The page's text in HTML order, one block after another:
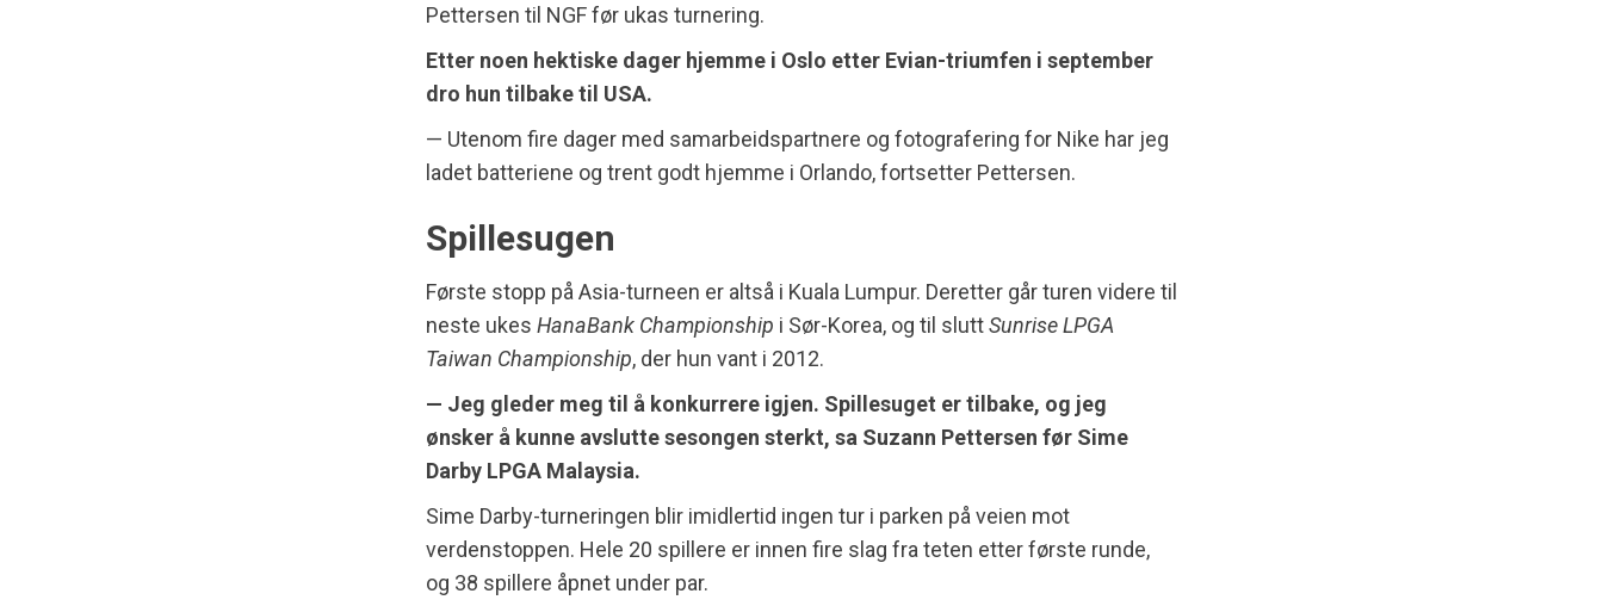
Pettersen til NGF før ukas turnering.
Etter noen hektiske dager hjemme i Oslo etter Evian-triumfen i september
dro hun tilbake til USA.
— Utenom fire dager med samarbeidspartnere og fotografering for Nike har jeg
ladet batteriene og trent godt hjemme i Orlando, fortsetter Pettersen.
Spillesugen
Første stopp på Asia-turneen er altså i Kuala Lumpur. Deretter går turen videre til
neste ukes HanaBank Championship i Sør-Korea, og til sluttSunrise LPGA
Taiwan Championship, der hun vant i 2012.
— Jeg gleder meg til å konkurrere igjen. Spillesuget er tilbake, og jeg
ønsker å kunne avslutte sesongen sterkt, sa Suzann Pettersen før Sime
Darby LPGA Malaysia.
Sime Darby-turneringen blir imidlertid ingen tur i parken på veien mot
verdenstoppen. Hele 20 spillere er innen fire slag fra teten etter første runde,
og 38 spillere åpnet under par.